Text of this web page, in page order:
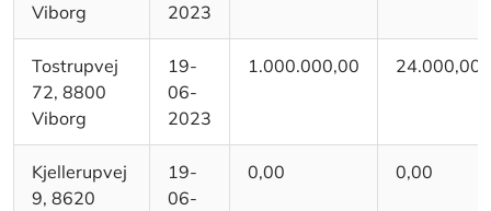
Viborg
2023
Tostrupvej
72, 8800
Viborg
19-
06-
2023
1.000.000,00 24.000,00
Kjellerupvej
9, 8620
19-
06-
0,00 0,00